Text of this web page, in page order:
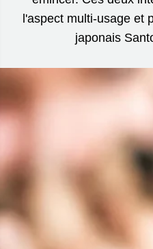
l'aspect multi-usage et
japonais